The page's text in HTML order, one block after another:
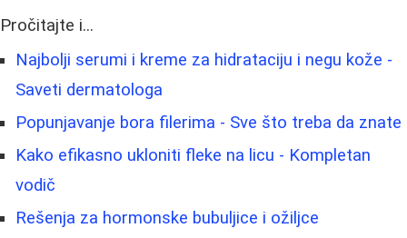
Pročitajte i...
Najbolji serumi i kreme za hidrataciju i negu kože -
Saveti dermatologa
Popunjavanje bora filerima - Sve što treba da znate
Kako efikasno ukloniti fleke na licu - Kompletan
vodič
Rešenja za hormonske bubuljice i ožiljce